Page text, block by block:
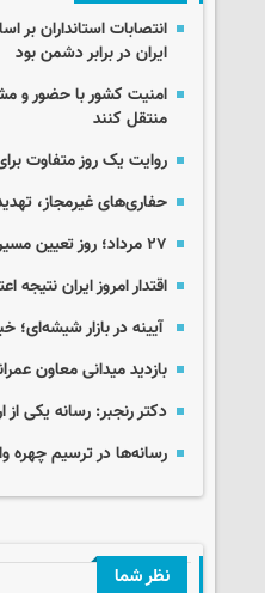
انتصابات استانداران
ایران در برابر دشمن بود
امنیت کشور با حضور و
منتقل کنند
روایت یک روز متفاوت
حفاری‌های غیرمجاز،
۲۷ مرداد؛ روز تعیین مسیر آسیایی گل‌گهر سیرجان
اقتدار امروز ایران
آیینه در بازار شیشه‌ای؛
بازدید میدانی معاون
دکتر رنجبر: رسانه یکی
رسانه‌ها در ترسیم چهره
نظر شما